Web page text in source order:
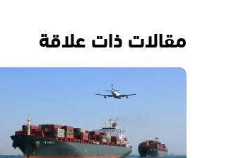
مقالات ذات علاقة